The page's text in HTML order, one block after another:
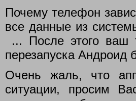
Почему телефон
все данные из
... После этого ваш
перезапуска Андроид
Очень жаль, что
ситуации, просим